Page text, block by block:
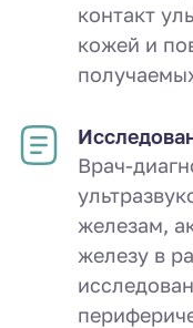
контакт
кожей и
Врач-
железам,
железу в